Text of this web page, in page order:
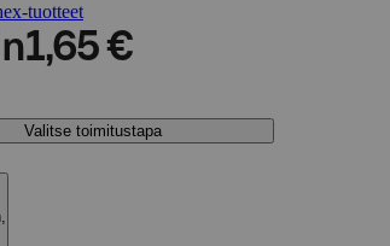
tuotteet
1,65 €
Valitse toimitustapa